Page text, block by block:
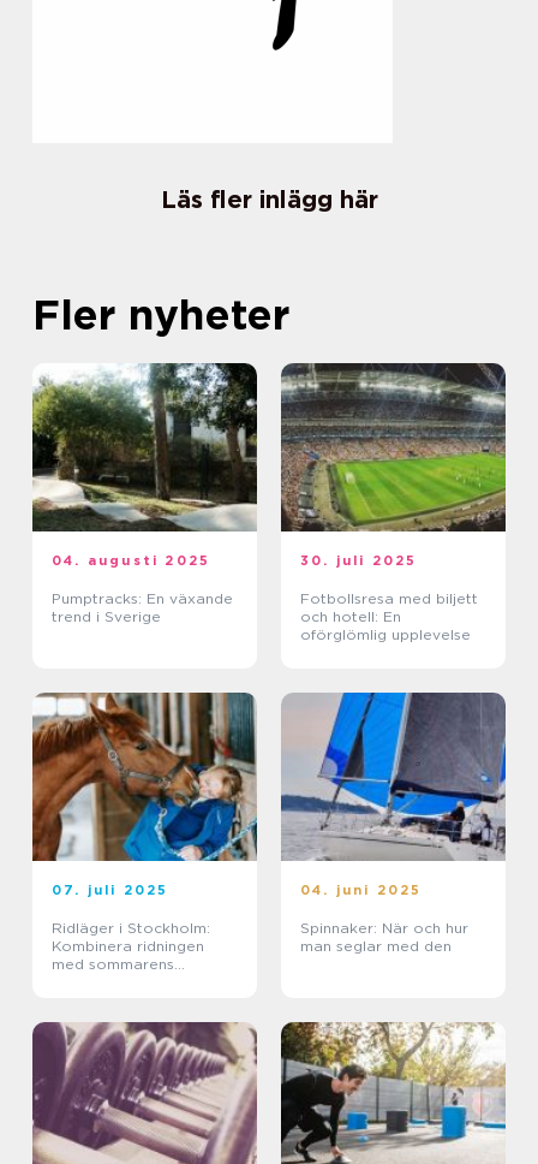
Läs fler inlägg här
Fler nyheter
04. augusti 2025
Pumptracks: En växande
trend i Sverige
30. juli 2025
Fotbollsresa med biljett
och hotell: En
oförglömlig upplevelse
07. juli 2025
Ridläger i Stockholm:
Kombinera ridningen
med sommarens
04. juni 2025
Spinnaker: När och hur
man seglar med den